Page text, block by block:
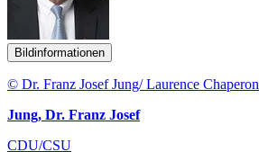
Bildinformationen
© Dr. Franz Josef Jung/ Laurence Chaperon
Jung, Dr. Franz Josef
CDU/CSU